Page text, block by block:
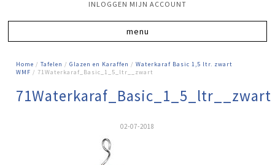
INLOGGEN MIJN ACCOUNT
Home /Tafelen /Glazen en Karaffen /Waterkaraf Basic 1,5 ltr. zwart
WMF / 71Waterkaraf_Basic_1_5_ltr__zwart
71Waterkaraf_Basic_1_5_ltr__zwart
02-07-2018